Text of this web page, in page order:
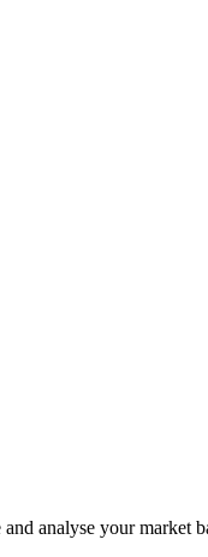
analyse your market